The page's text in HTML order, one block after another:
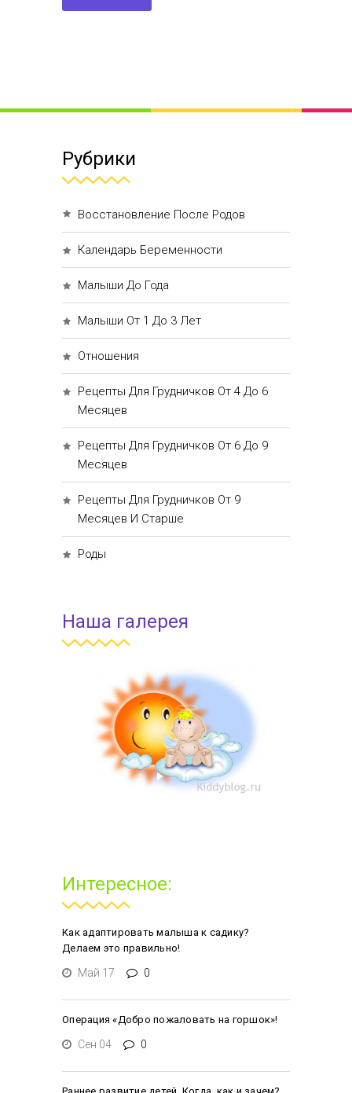
Рубрики
Восстановление После Родов
Календарь Беременности
Малыши До Года
Малыши От 1 До 3 Лет
Отношения
Рецепты Для Грудничков От 4 До 6
Месяцев
Рецепты Для Грудничков От 6 До 9
Месяцев
Рецепты Для Грудничков От 9
Месяцев И Старше
Роды
Наша галерея
Интересное:
Как адаптировать малыша к садику?
Делаем это правильно!
Май 17 0
Операция «Добро пожаловать на горшок»!
Сен 04 0